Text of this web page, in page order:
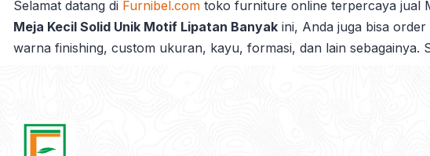
Selamat datang di Furnibel.com toko furniture online terpercaya jual
Meja Kecil Solid Unik Motif Lipatan Banyak ini, Anda juga bisa
warna finishing, custom ukuran, kayu, formasi, dan lain sebagainya.